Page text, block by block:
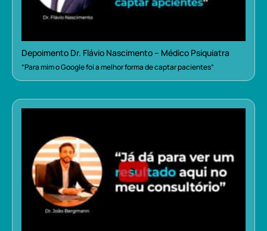
Depoimento Dr. Flávio Nascimento – Médico Psiquiatra
“Para mim o Google foi a melhor forma de captar pacientes”